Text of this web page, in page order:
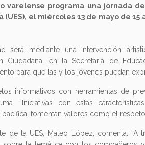
varelense programa una jornada
(UES), el miércoles 13 de mayo de
será mediante una intervención
Ciudadana, en la Secretaría de
para que las y los jóvenes puedan
informativos con herramientas de
“Iniciativas con estas
pacífica, fomentan valores como el
de la UES, Mateo López, comenta: